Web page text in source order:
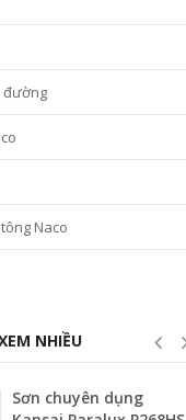
đường
Naco
NHIỀU
Sơn chuyên dụng